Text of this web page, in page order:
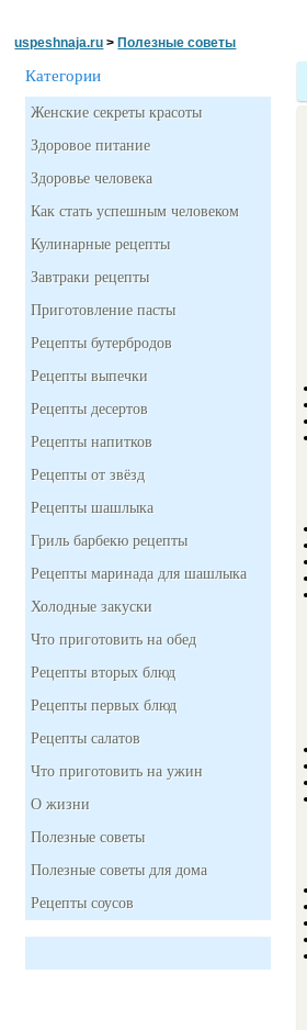
uspeshnaja.ru > Полезные советы
Категории
Женские секреты красоты
Здоровое питание
Здоровье человека
Как стать успешным человеком
Кулинарные рецепты
Завтраки рецепты
Приготовление пасты
Рецепты бутербродов
Рецепты выпечки
Рецепты десертов
Рецепты напитков
Рецепты от звёзд
Рецепты шашлыка
Гриль барбекю рецепты
Рецепты маринада для шашлыка
Холодные закуски
Что приготовить на обед
Рецепты вторых блюд
Рецепты первых блюд
Рецепты салатов
Что приготовить на ужин
О жизни
Полезные советы
Полезные советы для дома
Рецепты соусов